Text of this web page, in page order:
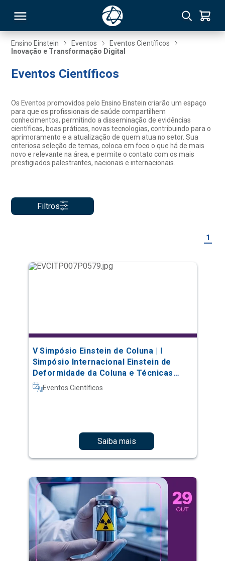
Ensino Einstein Eventos
Eventos Científicos
Inovação e Transformação Digital
Eventos Científicos
Os Eventos promovidos pelo Ensino Einstein criarão um espaço
para que os profissionais de saúde compartilhem
conhecimentos, permitindo a disseminação de evidências
científicas, boas práticas, novas tecnologias, contribuindo para o
aprimoramento e a atualização de quem atua no setor. Sua
criteriosa seleção de temas, coloca em foco o que há de mais
novo e relevante na área, e permite o contato com os mais
prestigiados palestrantes, nacionais e internacionais.
Filtros
1
V Simpósio Einstein de Coluna | I
Simpósio Internacional Einstein de
Deformidade da Coluna e Técnicas
Complexas
Eventos Científicos
Saiba mais